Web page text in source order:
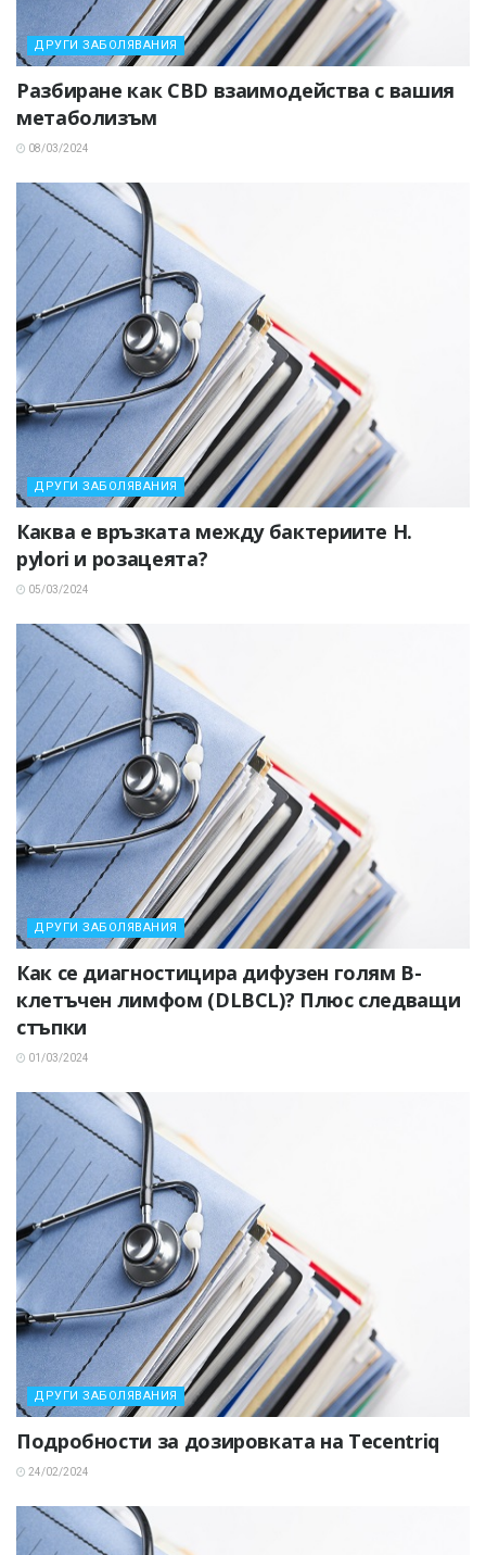
ДРУГИ ЗАБОЛЯВАНИЯ
Разбиране как CBD взаимодейства с вашия
метаболизъм
08/03/2024
ДРУГИ ЗАБОЛЯВАНИЯ
Каква е връзката между бактериите H.
pylori и розацеята?
05/03/2024
ДРУГИ ЗАБОЛЯВАНИЯ
Как се диагностицира дифузен голям В-
клетъчен лимфом (DLBCL)? Плюс следващи
стъпки
01/03/2024
ДРУГИ ЗАБОЛЯВАНИЯ
Подробности за дозировката на Tecentriq
24/02/2024